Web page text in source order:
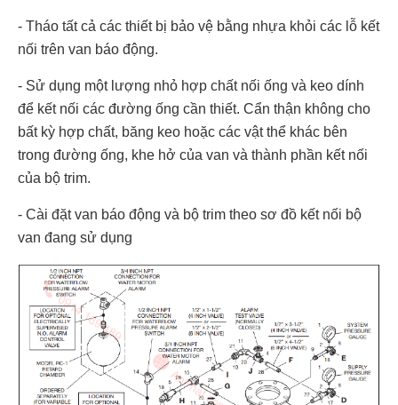
- Tháo tất cả các thiết bị bảo vệ bằng nhựa khỏi các lỗ kết
nối trên van báo động.
- Sử dụng một lượng nhỏ hợp chất nối ống và keo dính
để kết nối các đường ống cần thiết. Cẩn thận không cho
bất kỳ hợp chất, băng keo hoặc các vật thể khác bên
trong đường ống, khe hở của van và thành phần kết nối
của bộ trim.
- Cài đặt van báo động và bộ trim theo sơ đồ kết nối bộ
van đang sử dụng